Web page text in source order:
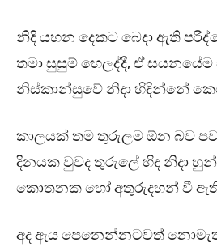
නිදි යහන දෙකට බෙදා ඇති
තමා සුසුම් හෙලද්දී, ඒ
නිස්කාන්සුවේ නිදා හිඳින්නේ
කාලයක් තම තුරුලම ඕන බව
දිනයක වුවද තුරුලේ හිඳ නිදා
කොතනක හෝ අතුරුදහන් වී
අද ඇය පෙනෙන්නටවත්